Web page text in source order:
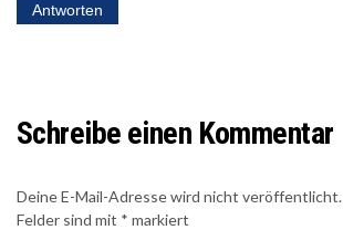
Antworten
Schreibe einen Kommentar
Deine E-Mail-Adresse wird nicht veröffentlicht.
Felder sind mit * markiert